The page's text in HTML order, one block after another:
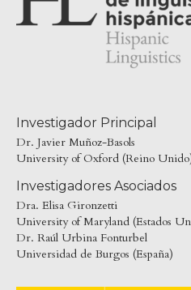
Investigador Principal
Dr. Javier Muñoz-Basols
University of Oxford (Reino
Investigadores Asociados
Dra. Elisa Gironzetti
University of Maryland (Estados
Dr. Raúl Urbina Fonturbel
Universidad de Burgos (España)